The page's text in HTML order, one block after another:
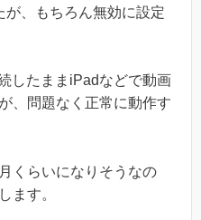
が、もちろん無効に設定
したままiPadなどで動画
、問題なく正常に動作す
くらいになりそうなの
ます。